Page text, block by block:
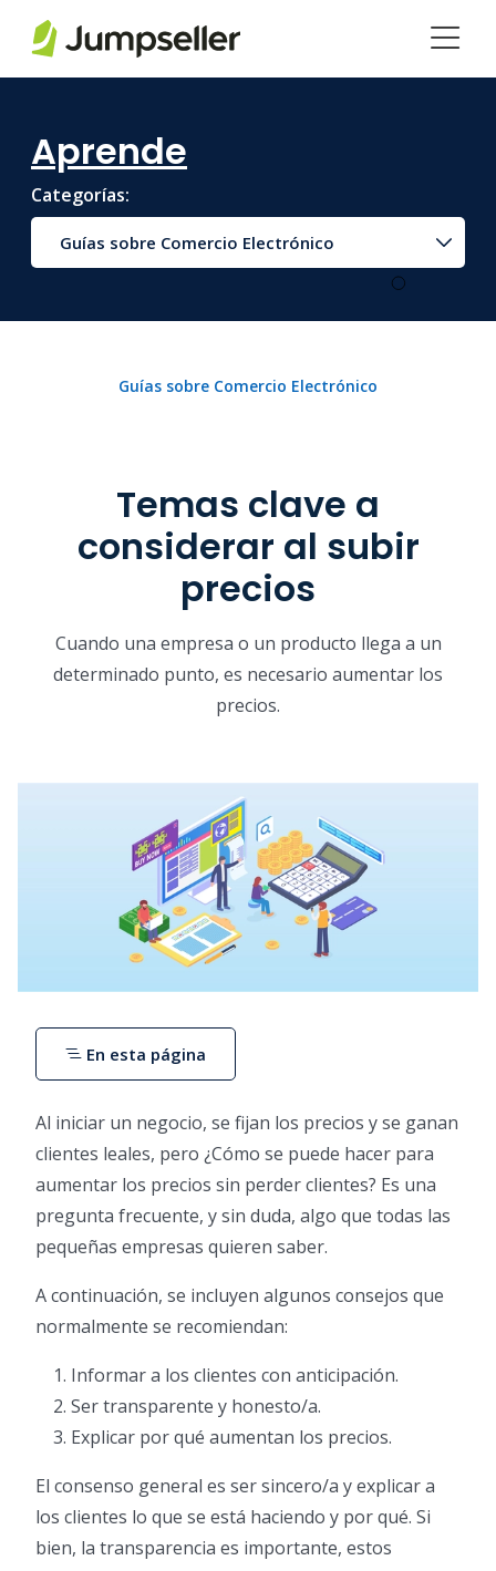
Aprende
Categorías:
Guías sobre Comercio Electrónico
Guías sobre Comercio Electrónico
Temas clave a
considerar al subir
precios
Cuando una empresa o un producto llega a un
determinado punto, es necesario aumentar los
precios.
Al iniciar un negocio, se fijan los precios y se ganan
clientes leales, pero ¿Cómo se puede hacer para
aumentar los precios sin perder clientes? Es una
pregunta frecuente, y sin duda, algo que todas las
pequeñas empresas quieren saber.
A continuación, se incluyen algunos consejos que
normalmente se recomiendan:
Informar a los clientes con anticipación.
Ser transparente y honesto/a.
Explicar por qué aumentan los precios.
El consenso general es ser sincero/a y explicar a
los clientes lo que se está haciendo y por qué. Si
bien, la transparencia es importante, estos
En esta página